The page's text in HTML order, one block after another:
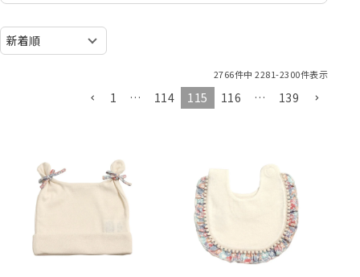
2766件中 2281-2300件表示
1 … 114 115 116 … 139